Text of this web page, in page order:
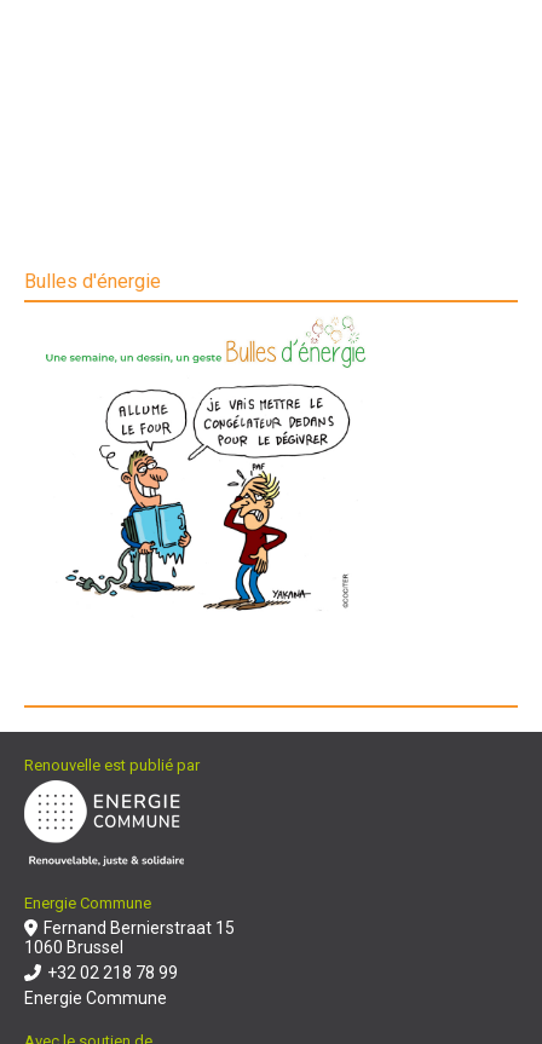
Bulles d'énergie
Renouvelle est publié par
Energie Commune
Fernand Bernierstraat 15
1060 Brussel
+32 02 218 78 99
Energie Commune